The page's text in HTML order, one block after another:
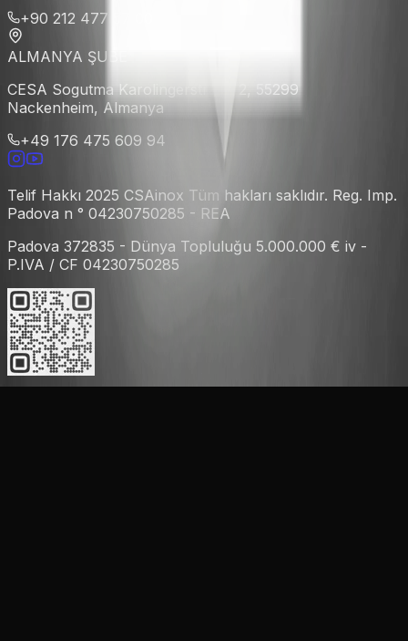
+90 212 477 57 00
ALMANYA ŞUBE
CESA Sogutma Karolingerstraße 2, 55299
Nackenheim, Almanya
+49 176 475 609 94
Telif Hakkı 2025 CSAinox Tüm hakları saklıdır. Reg. Imp.
Padova n ° 04230750285 - REA
Padova 372835 - Dünya Topluluğu 5.000.000 € iv -
P.IVA / CF 04230750285